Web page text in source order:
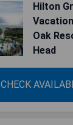
Hilton
Oak
Head
CHECK